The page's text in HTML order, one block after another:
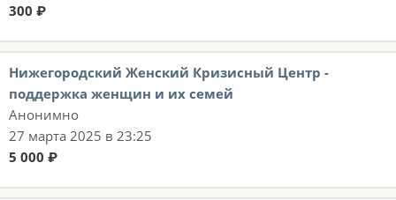
300 ₽
Нижегородский Женский Кризисный Центр -
поддержка женщин и их семей
Анонимно
27 марта 2025 в 23:25
5 000 ₽